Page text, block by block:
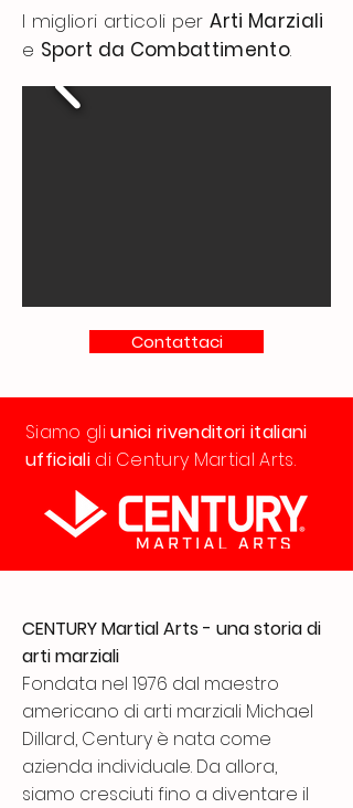
I migliori articoli perArti Marziali
e Sport da Combattimento.
Contattaci
Siamo gliunici rivenditori italiani
ufficialidi Century Martial Arts.
CENTURY Martial Arts - una storia di
arti marziali
Fondata nel 1976 dal maestro
americano di arti marziali Michael
Dillard, Century è nata come
azienda individuale. Da allora,
siamo cresciuti fino a diventare il